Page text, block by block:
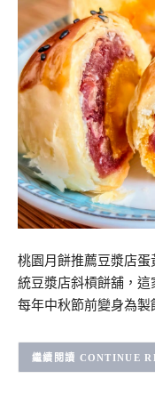
桃園月餅推薦豆漿店
統豆漿店斜槓餅舖，這
每年中秋節前變身為
CONTINUE